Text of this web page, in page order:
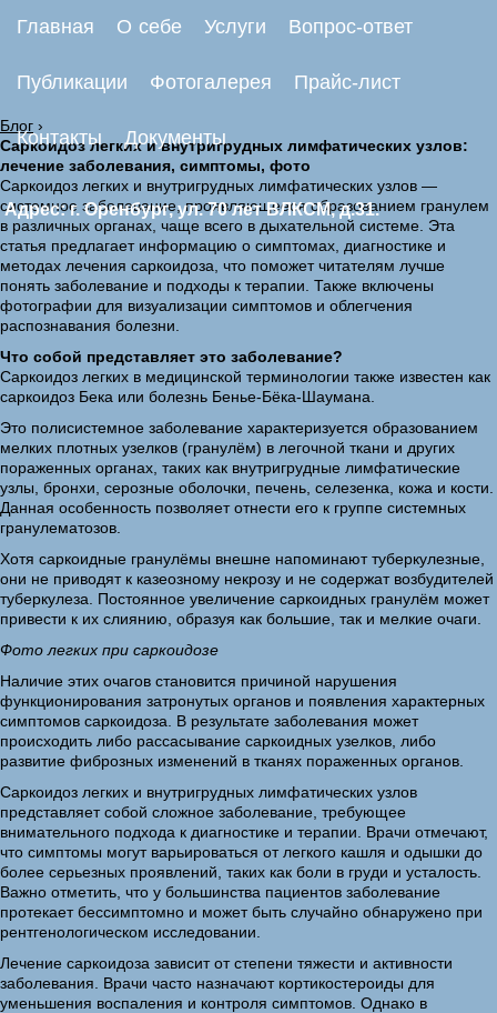
Главная О себе Услуги Вопрос-ответ
Публикации Фотогалерея Прайс-лист
Контакты Документы
Адрес: г. Оренбург, ул. 70 лет ВЛКСМ, д.31.
Блог ›
Саркоидоз легких и внутригрудных лимфатических узлов:
лечение заболевания, симптомы, фото
Саркоидоз легких и внутригрудных лимфатических узлов —
системное заболевание, проявляющееся образованием гранулем
в различных органах, чаще всего в дыхательной системе. Эта
статья предлагает информацию о симптомах, диагностике и
методах лечения саркоидоза, что поможет читателям лучше
понять заболевание и подходы к терапии. Также включены
фотографии для визуализации симптомов и облегчения
распознавания болезни.
Что собой представляет это заболевание?
Саркоидоз легких в медицинской терминологии также известен как
саркоидоз Бека или болезнь Бенье-Бёка-Шаумана.
Это полисистемное заболевание характеризуется образованием
мелких плотных узелков (гранулём) в легочной ткани и других
пораженных органах, таких как внутригрудные лимфатические
узлы, бронхи, серозные оболочки, печень, селезенка, кожа и кости.
Данная особенность позволяет отнести его к группе системных
гранулематозов.
Хотя саркоидные гранулёмы внешне напоминают туберкулезные,
они не приводят к казеозному некрозу и не содержат возбудителей
туберкулеза. Постоянное увеличение саркоидных гранулём может
привести к их слиянию, образуя как большие, так и мелкие очаги.
Фото легких при саркоидозе
Наличие этих очагов становится причиной нарушения
функционирования затронутых органов и появления характерных
симптомов саркоидоза. В результате заболевания может
происходить либо рассасывание саркоидных узелков, либо
развитие фиброзных изменений в тканях пораженных органов.
Саркоидоз легких и внутригрудных лимфатических узлов
представляет собой сложное заболевание, требующее
внимательного подхода к диагностике и терапии. Врачи отмечают,
что симптомы могут варьироваться от легкого кашля и одышки до
более серьезных проявлений, таких как боли в груди и усталость.
Важно отметить, что у большинства пациентов заболевание
протекает бессимптомно и может быть случайно обнаружено при
рентгенологическом исследовании.
Лечение саркоидоза зависит от степени тяжести и активности
заболевания. Врачи часто назначают кортикостероиды для
уменьшения воспаления и контроля симптомов. Однако в